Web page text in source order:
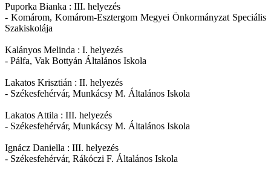
Puporka Bianka : III. helyezés
- Komárom, Komárom-Esztergom Megyei Önkormányzat Speciális
Szakiskolája
Kalányos Melinda : I. helyezés
- Pálfa, Vak Bottyán Általános Iskola
Lakatos Krisztián : II. helyezés
- Székesfehérvár, Munkácsy M. Általános Iskola
Lakatos Attila : III. helyezés
- Székesfehérvár, Munkácsy M. Általános Iskola
Ignácz Daniella : III. helyezés
- Székesfehérvár, Rákóczi F. Általános Iskola